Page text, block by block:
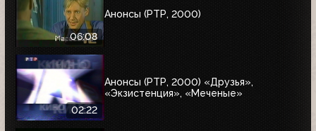
06:08
Анонсы (РТР, 2000)
02:22
Анонсы (РТР, 2000) «Друзья»,
«Экзистенция», «Меченые»